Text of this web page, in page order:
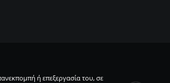
ή επεξεργασία του, σε